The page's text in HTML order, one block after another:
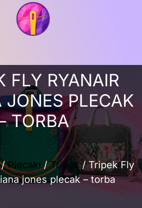
FLY RYANAIR
JONES PLECAK
TORBA
Plecaki /Tripek/ Tripek Fly
jones plecak – torba